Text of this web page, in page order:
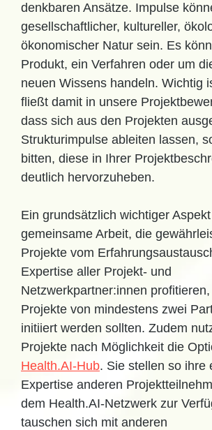
denkbaren Ansätze. Impulse
gesellschaftlicher, kultureller,
ökonomischer Natur sein. Es
Produkt, ein Verfahren oder um
neuen Wissens handeln. Wichtig
fließt damit in unsere
dass sich aus den Projekten
Strukturimpulse ableiten lassen,
bitten, diese in Ihrer
deutlich hervorzuheben.
Ein grundsätzlich wichtiger
gemeinsame Arbeit, die
Projekte vom
Expertise aller Projekt- und
Netzwerkpartner:innen
Projekte von mindestens zwei
initiiert werden sollten. Zudem
Projekte nach Möglichkeit die
Health.AI-Hub. Sie stellen so ihre
Expertise anderen
dem Health.AI-Netzwerk zur
tauschen sich mit anderen